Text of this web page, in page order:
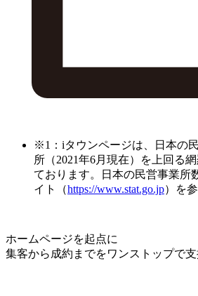
※1：iタウンページは、日本の
所（2021年6月現在）を上回る
ております。日本の民営事業所
イト（https://www.stat.go.jp）を
ホームページを起点に
集客から成約までをワンストップで支